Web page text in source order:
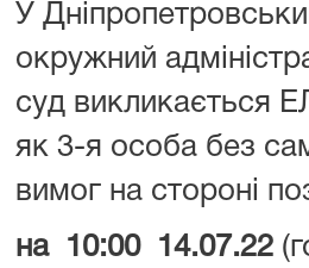
У
окружний
суд викликається
як 3-я особа без
вимог на стороні
на 10:00 14.07.22